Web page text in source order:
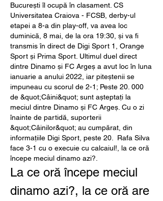
București îl ocupă în clasament. CS
Universitatea Craiova - FCSB, derby-ul
etapei a 8-a din play-off, va avea loc
duminică, 8 mai, de la ora 19:30, și va fi
transmis în direct de Digi Sport 1, Orange
Sport și Prima Sport. Ultimul duel direct
dintre Dinamo și FC Argeș a avut loc în luna
ianuarie a anului 2022, iar piteștenii se
impuneau cu scorul de 2-1; Peste 20. 000
de &quot;Câini&quot; sunt așteptați la
meciul dintre Dinamo și FC Argeș. Cu o zi
înainte de partidă, suporterii
&quot;Câinilor&quot; au cumpărat, din
informațiile Digi Sport, peste 20.  Rafa Silva
face 3-1 cu o execuie cu calcaiul!, la ce oră
începe meciul dinamo azi?.
La ce oră începe meciul
dinamo azi?, la ce oră are